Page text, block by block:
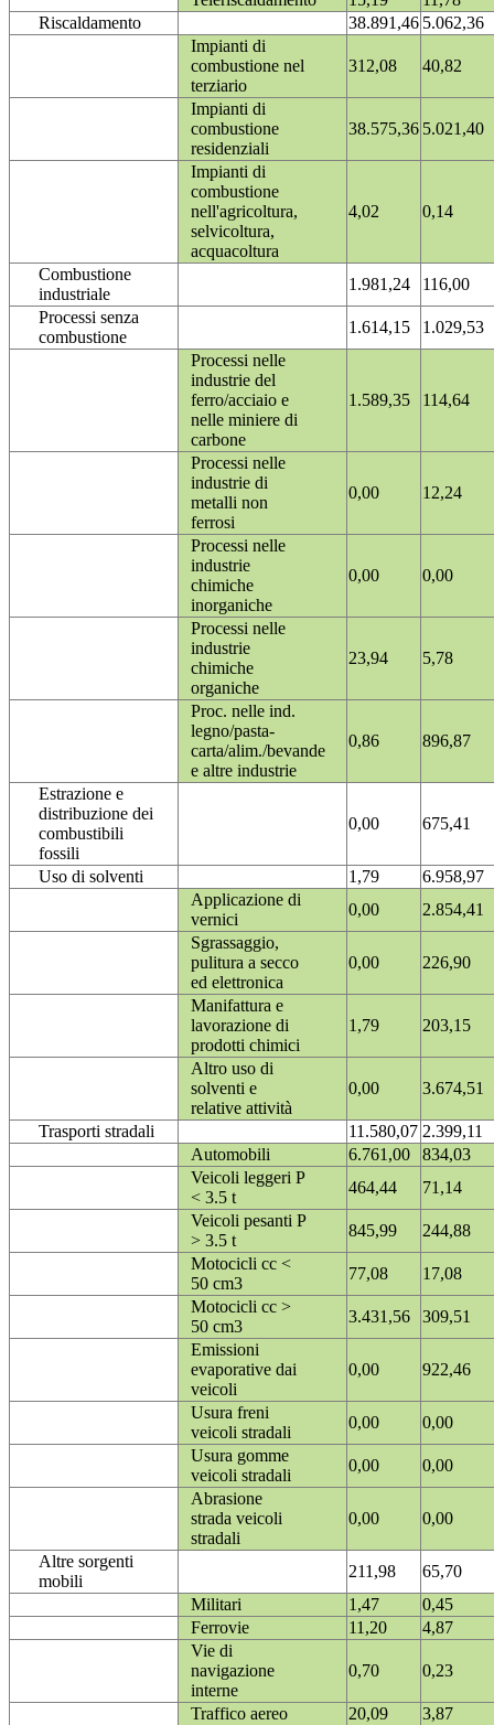
Riscaldamento
38.891,46 5.062,36
Impianti di
combustione nel
terziario
312,08 40,82
Impianti di
combustione
residenziali
38.575,36 5.021,40
Impianti di
combustione
nell'agricoltura,
selvicoltura,
acquacoltura
4,02 0,14
Combustione
industriale
1.981,24
116,00
Processi senza
combustione
1.614,15
1.029,53
Processi nelle
industrie del
ferro/acciaio e
nelle miniere di
carbone
1.589,35 114,64
Processi nelle
industrie di
metalli non
ferrosi
0,00 12,24
Processi nelle
industrie
chimiche
inorganiche
0,00 0,00
Processi nelle
industrie
chimiche
organiche
23,94 5,78
Proc. nelle ind.
legno/pasta-
carta/alim./bevande
e altre industrie
0,86 896,87
Estrazione e
distribuzione dei
combustibili
fossili
0,00 675,41
Uso di solventi 1,79
6.958,97
Applicazione di
vernici
0,00
2.854,41
Sgrassaggio,
pulitura a secco
ed elettronica
0,00 226,90
Manifattura e
lavorazione di
prodotti chimici
1,79 203,15
Altro uso di
solventi e
relative attività
0,00 3.674,51
Trasporti stradali 11.580,07 2.399,11
Automobili
6.761,00
834,03
Veicoli leggeri P
< 3.5 t
464,44
71,14
Veicoli pesanti P
> 3.5 t
845,99
244,88
Motocicli cc <
50 cm3
77,08
17,08
Motocicli cc >
50 cm3
3.431,56
309,51
Emissioni
evaporative dai
veicoli
0,00 922,46
Usura freni
veicoli stradali
0,00
0,00
Usura gomme
veicoli stradali
0,00
0,00
Abrasione
strada veicoli
stradali
0,00 0,00
Altre sorgenti
mobili
211,98
65,70
Militari
1,47
0,45
Ferrovie
11,20
4,87
Vie di
navigazione
interne
0,70 0,23
Traffico aereo 20,09 3,87